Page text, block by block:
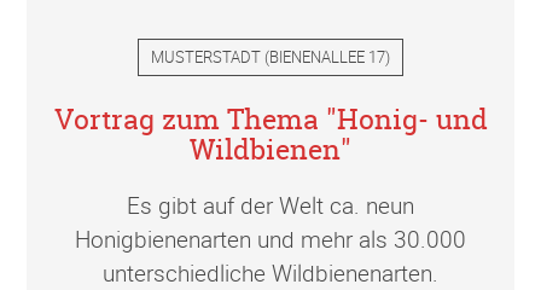
MUSTERSTADT (BIENENALLEE 17)
Vortrag zum Thema "Honig- und
Wildbienen"
Es gibt auf der Welt ca. neun
Honigbienenarten und mehr als 30.000
unterschiedliche Wildbienenarten.